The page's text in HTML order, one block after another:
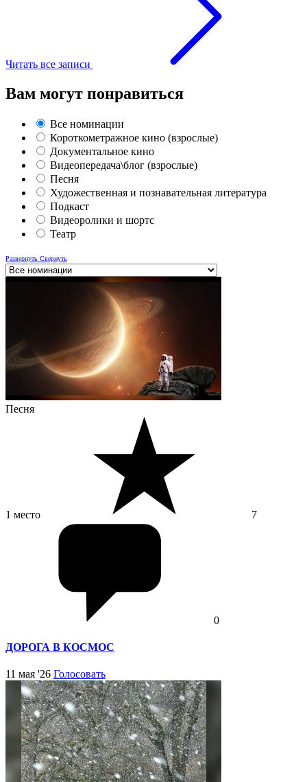
Читать все записи
Вам могут понравиться
Все номинации
Короткометражное кино (взрослые)
Документальное кино
Видеопередача\блог (взрослые)
Песня
Художественная и познавательная литература
Подкаст
Видеоролики и шортс
Театр
Развернуть Свернуть
Песня
1 место 7
0
ДОРОГА В КОСМОС
11 мая '26 Голосовать